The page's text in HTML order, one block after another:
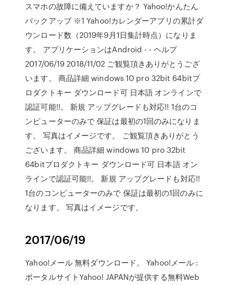
スマホの故障に備えていますか？ Yahoo!かんたん
バックアップ ※1 Yahoo!カレンダーアプリの累計ダ
ウンロード数（2019年9月1日集計時点）になりま
す。 アプリケーションはAndroid - - ヘルプ
2017/06/19 2018/11/02 ご観覧頂きありがとうござ
います。 商品詳細 windows 10 pro 32bit 64bitプ
ロダクトキー ダウンロード可 日本語 オンラインで
認証可能!!。 新規 アップグレードも対応!! 1台のコ
ンピューターのみで 保証は最初の1回のみになりま
す。 写真はイメージです。 ご観覧頂きありがとう
ございます。 商品詳細 windows 10 pro 32bit
64bitプロダクトキー ダウンロード可 日本語 オン
ラインで認証可能!!。 新規 アップグレードも対応!!
1台のコンピューターのみで 保証は最初の1回のみに
なります。 写真はイメージです。
2017/06/19
Yahoo!メール 無料ダウンロード。 Yahoo!メール :
ポータルサイトYahoo! JAPANが提供する無料Web